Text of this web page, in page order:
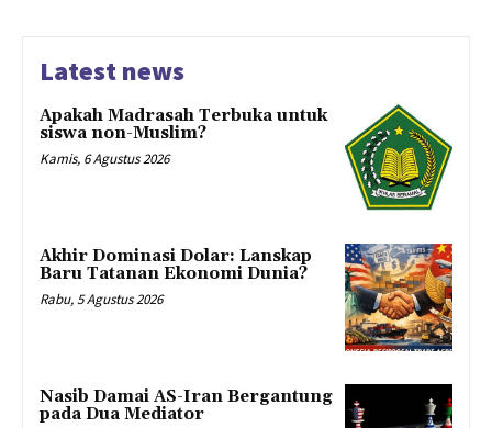
Latest news
Apakah Madrasah Terbuka untuk
siswa non-Muslim?
Kamis, 6 Agustus 2026
Akhir Dominasi Dolar: Lanskap
Baru Tatanan Ekonomi Dunia?
Rabu, 5 Agustus 2026
Nasib Damai AS-Iran Bergantung
pada Dua Mediator